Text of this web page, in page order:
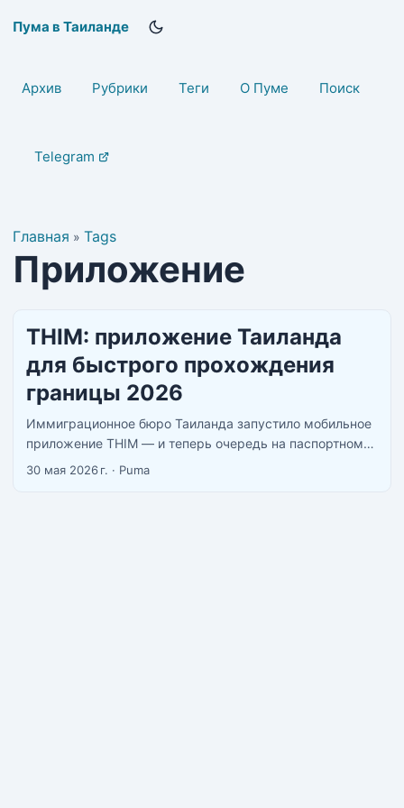
Пума в Таиланде
Архив Рубрики Теги О Пуме Поиск
Telegram
Главная » Tags
Приложение
THIM: приложение Таиланда
для быстрого прохождения
границы 2026
Иммиграционное бюро Таиланда запустило мобильное
приложение THIM — и теперь очередь на паспортном
контроле теоретически может сократиться до трёх
30 мая 2026 г. · Puma